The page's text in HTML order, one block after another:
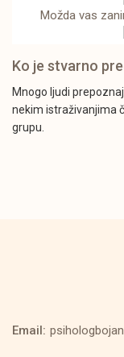
Možda vas
Ko je stvarno
Mnogo ljudi
nekim istraživanjima
Email: